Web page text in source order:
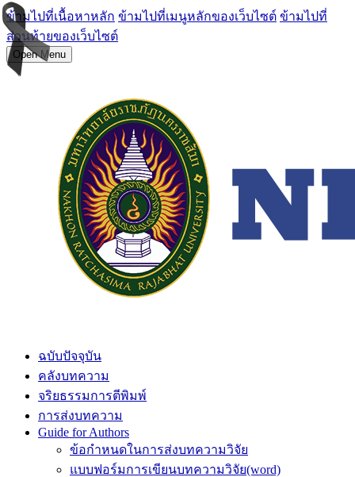
ข้ามไปที่เนื้อหาหลัก ข้ามไปที่เมนูหลักของเว็บไซต์ ข้ามไปที่
ส่วนท้ายของเว็บไซต์
Open Menu
ฉบับปัจจุบัน
คลังบทความ
จริยธรรมการตีพิมพ์
การส่งบทความ
Guide for Authors
ข้อกำหนดในการส่งบทความวิจัย
แบบฟอร์มการเขียนบทความวิจัย(word)